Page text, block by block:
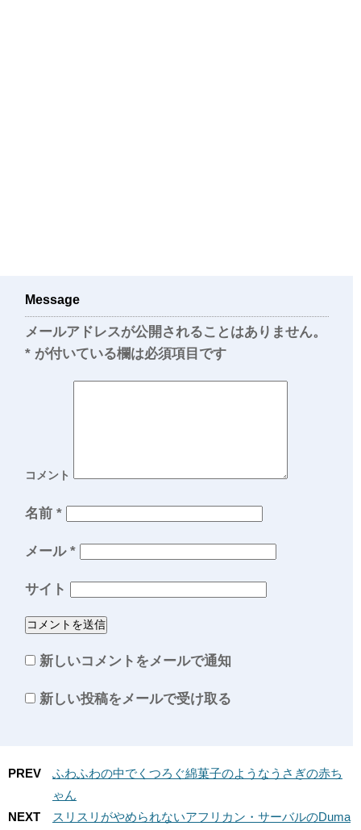
Message
メールアドレスが公開されることはありません。
* が付いている欄は必須項目です
コメント
名前 *
メール *
サイト
新しいコメントをメールで通知
新しい投稿をメールで受け取る
PREV
ふわふわの中でくつろぐ綿菓子のようなうさぎの赤ち
ゃん
NEXT
スリスリがやめられないアフリカン・サーバルのDuma